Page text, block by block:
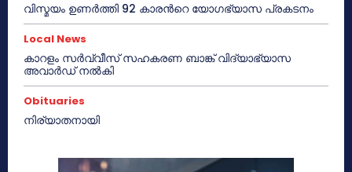
വിസ്മയം ഉണർത്തി 92 കാരൻറെ യോഗഭ്യാസ പ്രകടനം
Local News
കാറളം സർവ്വീസ് സഹകരണ ബാങ്ക് വിദ്യാഭ്യാസ
അവാർഡ് നൽകി
Obituaries
നിര്യാതനായി